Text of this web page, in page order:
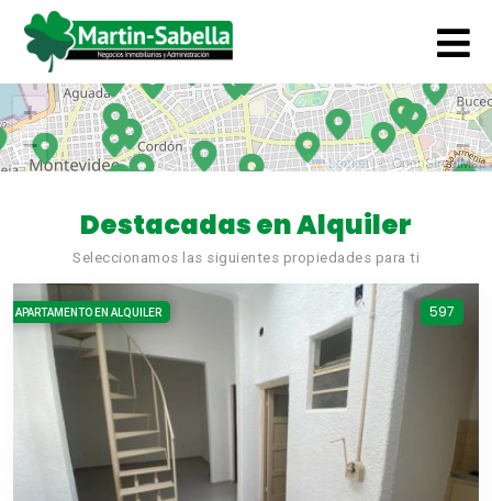
+
−
+
−
Leaflet |© OpenStreetMap
Destacadas en Alquiler
Seleccionamos las siguientes propiedades para ti
APARTAMENTO EN ALQUILER 597